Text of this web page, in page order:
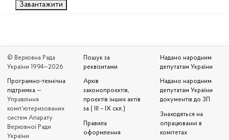
Завантажити
© Верховна Рада
України 1994—2026
Програмно-технічна
підтримка —
Управління
комп'ютеризованих
систем Апарату
Верховної Ради
України
Пошук за
реквізитами
Архів
законопроєктів,
проєктів інших актів
за ( III – IX скл.)
Правила
оформлення
Надано народним
депутатам України
Надано народним
депутатам України
документів до ЗП
Знаходяться на
опрацюванні в
комітетах